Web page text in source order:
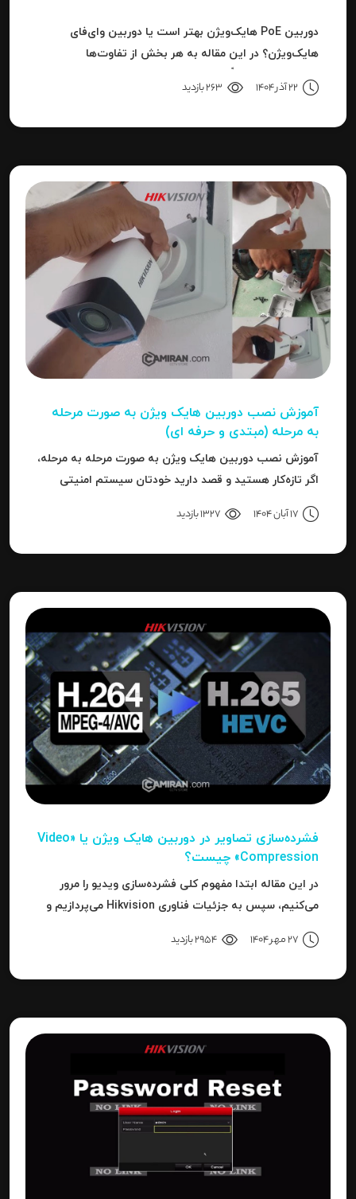
دوربین PoE هایک‌ویژن بهتر است یا دوربین وای‌فای
هایک‌ویژن؟ در این مقاله به هر بخش از تفاوت‌ها
بهترین انتخاب است.
22 آذر 1404 263 بازدید
آموزش نصب دوربین هایک‌ ویژن به صورت مرحله‌
به‌ مرحله (مبتدی و حرفه ای)
آموزش نصب دوربین هایک‌ ویژن به صورت مرحله‌ به‌ مرحله،
اگر تازه‌کار هستید و قصد دارید خودتان سیستم امنیتی
دقیق‌تری را بدانید، این مقاله برای شما نوشته شده است.
17 آبان 1404 1327 بازدید
فشرده‌سازی تصاویر در دوربین‌ هایک ویژن یا «Video
Compression» چیست؟
در این مقاله ابتدا مفهوم کلی فشرده‌سازی ویدیو را مرور
می‌کنیم، سپس به جزئیات فناوری Hikvision می‌پردازیم و
نتیجه می‌رسیم.
27 مهر 1404 2954 بازدید